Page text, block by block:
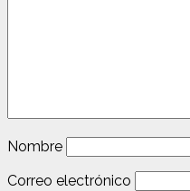
Nombre
Correo electrónico